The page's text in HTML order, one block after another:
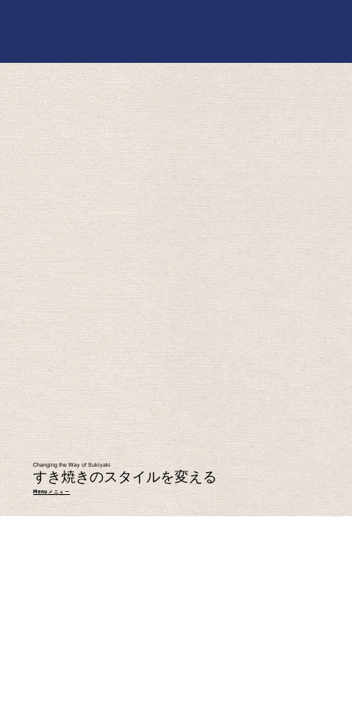
Changing the Way of Sukiyaki
すき焼きのスタイルを変える
Menu メニュー